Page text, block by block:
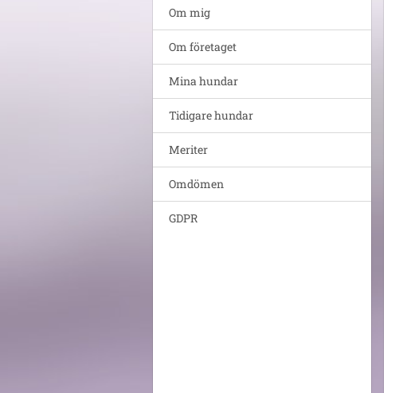
Om mig
Om företaget
Mina hundar
Tidigare hundar
Meriter
Omdömen
GDPR